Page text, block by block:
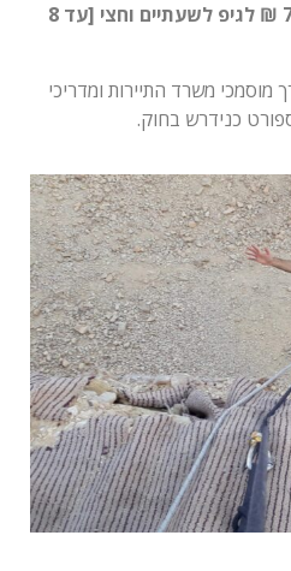
טיול ג'יפים ללא פעילות 750 ₪ לגיפ לשעתיים וחצי [עד 8
מוסמכי משרד התיירות ומדריכי
כנידרש בחוק.